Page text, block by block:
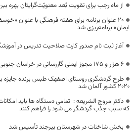
از ماه رجب برای تقویت بُعد معنویّت‌گرایتان بهره
۲۰ عنوان برنامه برای هفته فرهنگی با عنوان
ایمان» برنامه‌ریزی شد
آغاز ثبت نام صدور کارت صلاحیت تدریس در
۶ هزار و ۱۷۵ مجوز ایمنی گازرسانی در خراسان جنوبی صادر شد
۲۰۲۰ کشور آلمان شد
دکتر مروج الشریعه : تمامی دستگاه ها باید
که سبب جذب گردشگر می شود را فراهم کنند
بخش شاخنات در شهرستان بیرجند تأسیس شد